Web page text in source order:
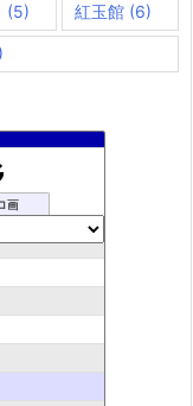
(5) 紅玉館(6)
画